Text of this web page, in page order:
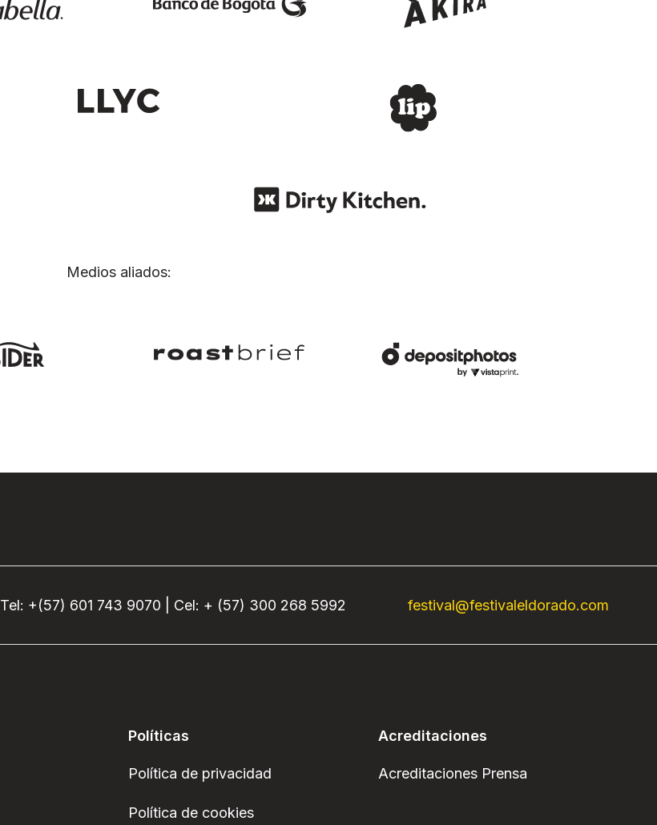
Medios aliados:
Tel: +(57) 601 743 9070 | Cel: + (57) 300 268 5992 festival@festivaleldorado.com
Políticas
Política de privacidad
Política de cookies
Acreditaciones
Acreditaciones Prensa